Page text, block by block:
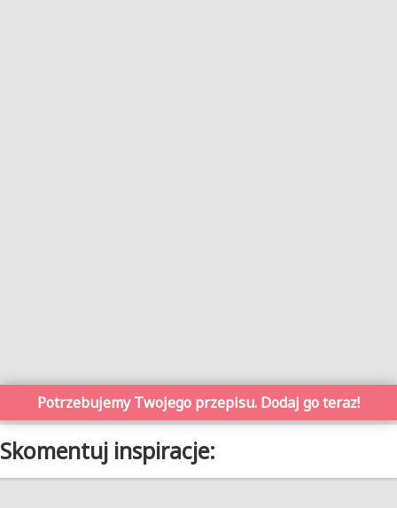
Potrzebujemy Twojego przepisu. Dodaj go teraz!
Skomentuj inspiracje: